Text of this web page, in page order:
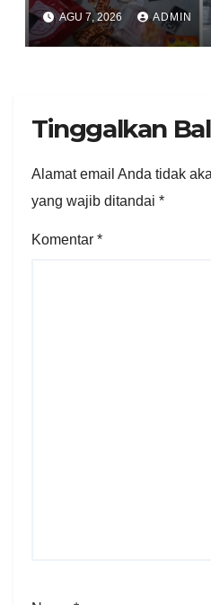
Obat Keras,
Puluhan Vape
Diamankan
AGU 7, 2026 ADMIN
Tinggalkan
Alamat email Anda tidak
yang wajib ditandai *
Komentar *